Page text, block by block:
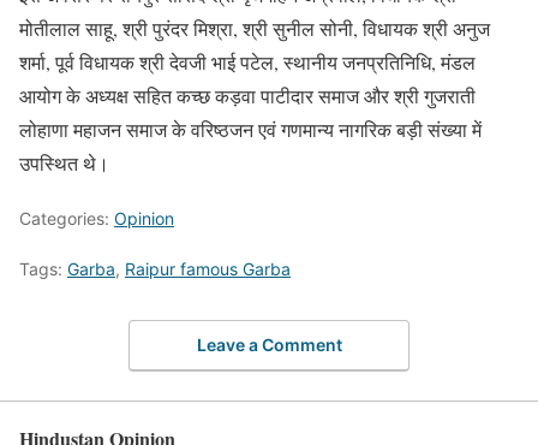
मोतीलाल साहू, श्री पुरंदर मिश्रा, श्री सुनील सोनी, विधायक श्री अनुज
शर्मा, पूर्व विधायक श्री देवजी भाई पटेल, स्थानीय जनप्रतिनिधि, मंडल
आयोग के अध्यक्ष सहित कच्छ कड़वा पाटीदार समाज और श्री गुजराती
लोहाणा महाजन समाज के वरिष्ठजन एवं गणमान्य नागरिक बड़ी संख्या में
उपस्थित थे।
Categories: Opinion
Tags: Garba, Raipur famous Garba
Leave a Comment
Hindustan Opinion